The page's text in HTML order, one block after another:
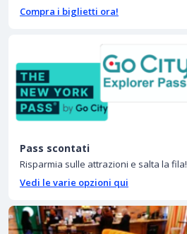
Compra i biglietti ora!
Pass scontati
Risparmia sulle attrazioni e salta la fila!
Vedi le varie opzioni qui